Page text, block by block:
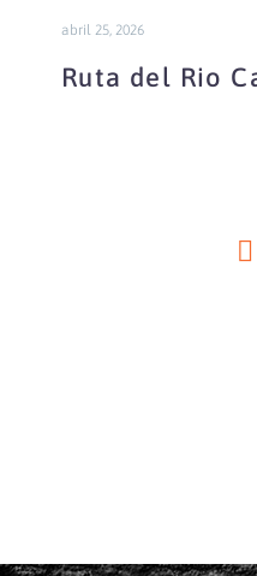
abril 25, 2026
Ruta del Rio